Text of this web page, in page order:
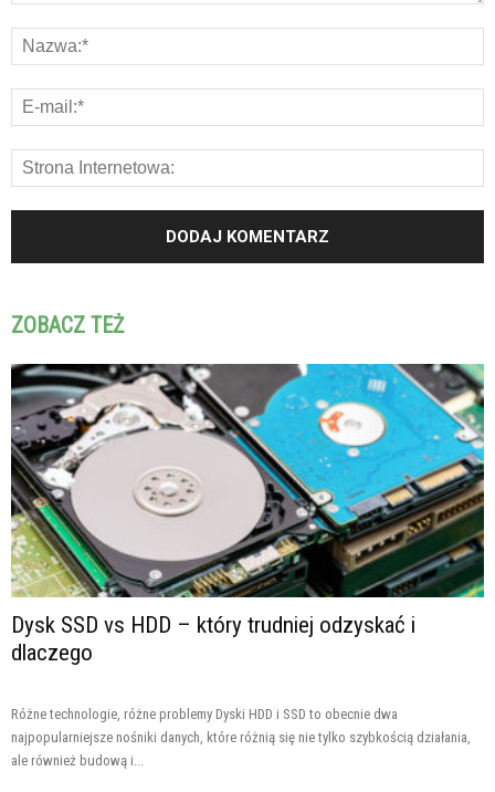
ZOBACZ TEŻ
Dysk SSD vs HDD – który trudniej odzyskać i
dlaczego
Różne technologie, różne problemy Dyski HDD i SSD to obecnie dwa
najpopularniejsze nośniki danych, które różnią się nie tylko szybkością działania,
ale również budową i...